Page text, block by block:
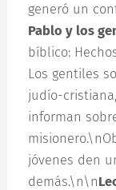
generó un
Pablo y los
bíblico:
Los gentiles
judío-
informan
jóvenes den
demás.\n\n